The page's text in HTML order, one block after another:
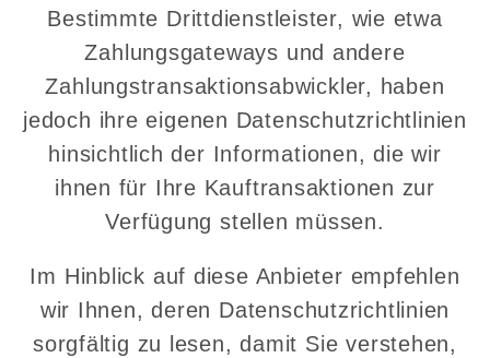
Bestimmte Drittdienstleister, wie etwa
Zahlungsgateways und andere
Zahlungstransaktionsabwickler, haben
jedoch ihre eigenen Datenschutzrichtlinien
hinsichtlich der Informationen, die wir
ihnen für Ihre Kauftransaktionen zur
Verfügung stellen müssen.
Im Hinblick auf diese Anbieter empfehlen
wir Ihnen, deren Datenschutzrichtlinien
sorgfältig zu lesen, damit Sie verstehen,